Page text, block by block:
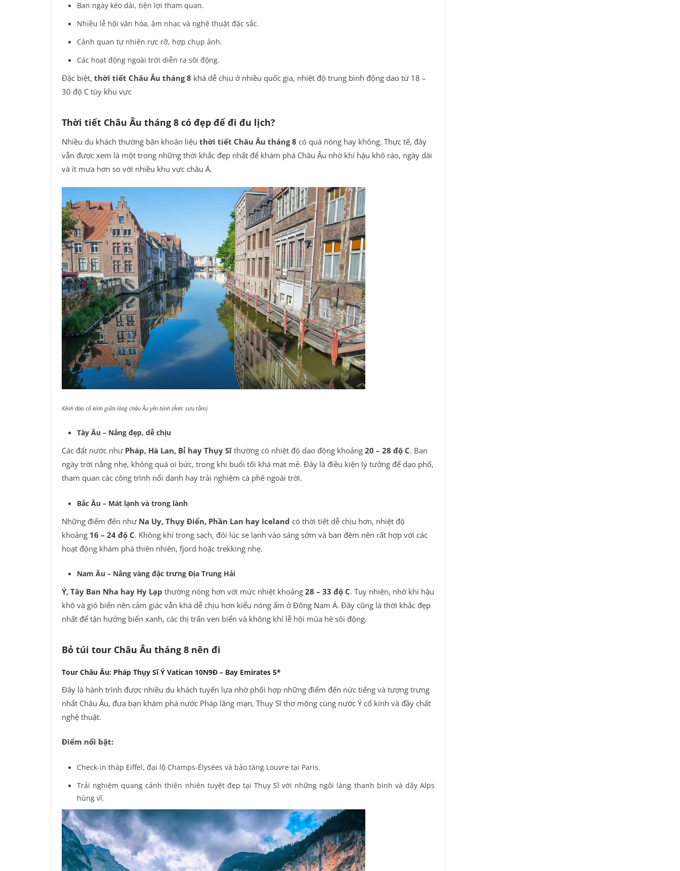
Ban ngày kéo dài, tiện lợi tham quan.
Nhiều lễ hội văn hóa, âm nhạc và nghệ thuật đặc sắc.
Cảnh quan tự nhiên rực rỡ, hợp chụp ảnh.
Các hoạt động ngoài trời diễn ra sôi động.
Đặc biệt, thời tiết Châu Âu tháng 8 khá dễ chịu ở nhiều quốc gia, nhiệt độ trung bình động dao từ 18 –
30 độ C tùy khu vực
Thời tiết Châu Âu tháng 8 có đẹp để đi đu lịch?
Nhiều du khách thường băn khoăn liệu thời tiết Châu Âu tháng 8 có quá nóng hay không. Thực tế, đây
vẫn được xem là một trong những thời khắc đẹp nhất để khám phá Châu Âu nhờ khí hậu khô ráo, ngày dài
và ít mưa hơn so với nhiều khu vực châu Á.
Kênh đào cổ kính giữa lòng châu Âu yên bình (Ảnh: sưu tầm)
Tây Âu – Nắng đẹp, dễ chịu
Các đất nước như Pháp, Hà Lan, Bỉ hay Thụy Sĩ thường có nhiệt độ dao động khoảng 20 – 28 độ C. Ban
ngày trời nắng nhẹ, không quá oi bức, trong khi buổi tối khá mát mẻ. Đây là điều kiện lý tưởng để dạo phố,
tham quan các công trình nổi danh hay trải nghiệm cà phê ngoài trời.
Bắc Âu – Mát lạnh và trong lành
Những điểm đến như Na Uy, Thụy Điển, Phần Lan hay Iceland có thời tiết dễ chịu hơn, nhiệt độ
khoảng 16 – 24 độ C. Không khí trong sạch, đôi lúc se lạnh vào sáng sớm và ban đêm nên rất hợp với các
hoạt động khám phá thiên nhiên, fjord hoặc trekking nhẹ.
Nam Âu – Nắng vàng đặc trưng Địa Trung Hải
Ý, Tây Ban Nha hay Hy Lạp thường nóng hơn với mức nhiệt khoảng 28 – 33 độ C. Tuy nhiên, nhờ khí hậu
khô và gió biển nên cảm giác vẫn khá dễ chịu hơn kiểu nóng ẩm ở Đông Nam Á. Đây cũng là thời khắc đẹp
nhất để tận hưởng biển xanh, các thị trấn ven biển và không khí lễ hội mùa hè sôi động.
Bỏ túi tour Châu Âu tháng 8 nên đi
Tour Châu Âu: Pháp Thụy Sĩ Ý Vatican 10N9Đ – Bay Emirates 5*
Đây là hành trình được nhiều du khách tuyển lựa nhờ phối hợp những điểm đến nức tiếng và tượng trưng
nhất Châu Âu, đưa bạn khám phá nước Pháp lãng mạn, Thụy Sĩ thơ mộng cùng nước Ý cổ kính và đầy chất
nghệ thuật.
Điểm nổi bật:
Check-in tháp Eiffel, đại lộ Champs-Élysées và bảo tàng Louvre tại Paris.
Trải nghiệm quang cảnh thiên nhiên tuyệt đẹp tại Thụy Sĩ với những ngôi làng thanh bình và dãy Alps
hùng vĩ.